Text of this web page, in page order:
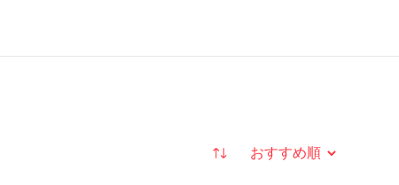
並び替え